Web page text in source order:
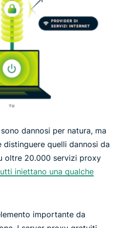
dannosi per natura, ma
quelli dannosi da
oltre 20.000 servizi proxy
iniettano una qualche
importante da